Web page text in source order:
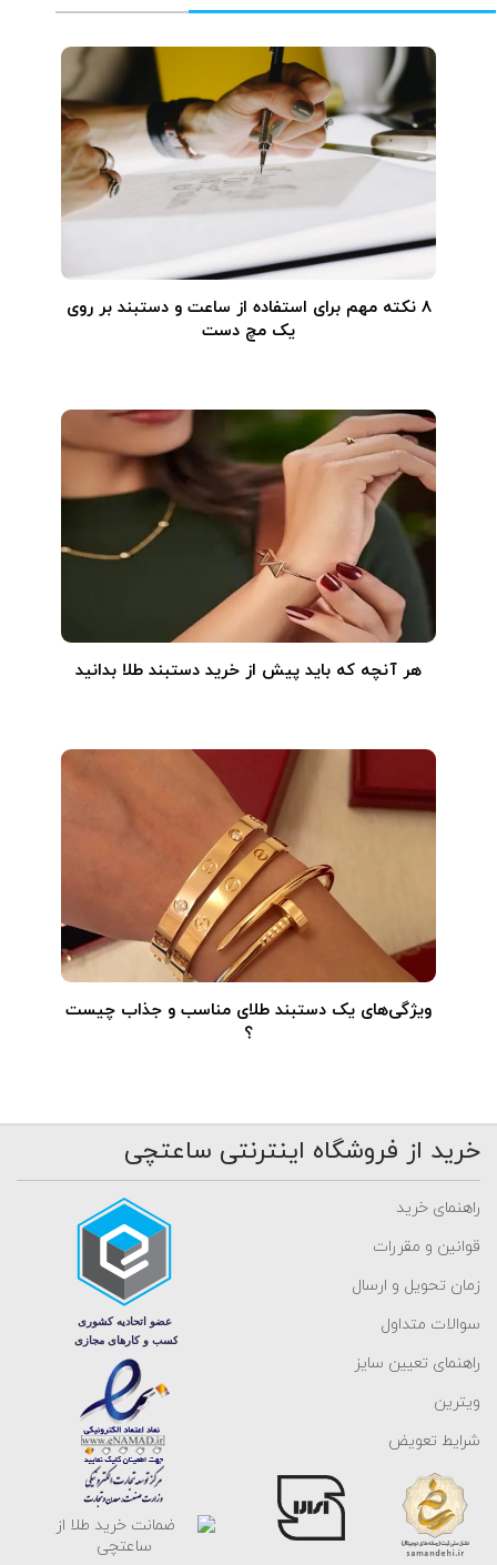
۸ نکته مهم برای استفاده از ساعت و دستبند بر روی
یک مچ دست
هر آنچه که باید پیش از خرید دستبند طلا بدانید
ویژگی‌های یک دستبند طلای مناسب و جذاب چیست
؟
خرید از فروشگاه اینترنتی ساعتچی
راهنمای خرید
قوانین و مقررات
زمان تحویل و ارسال
سوالات متداول
راهنمای تعیین سایز
ویترین
شرایط تعویض